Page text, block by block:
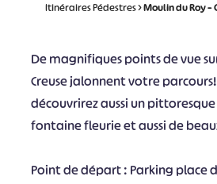
Itinéraires Pédestres>Moulin du Roy –
De magnifiques points de vue
Creuse jalonnent votre parcours!
découvrirez aussi un
fontaine fleurie et aussi de
Point de départ : Parking place